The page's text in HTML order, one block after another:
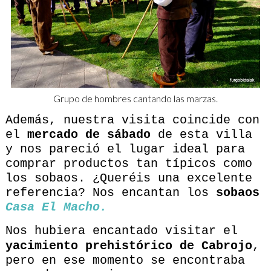
Grupo de hombres cantando las marzas.
Además, nuestra visita coincide con
el mercado de sábado de esta villa
y nos pareció el lugar ideal para
comprar productos tan típicos como
los sobaos. ¿Queréis una excelente
referencia? Nos encantan los sobaos
Casa El Macho.
Nos hubiera encantado visitar el
yacimiento prehistórico de Cabrojo,
pero en ese momento se encontraba